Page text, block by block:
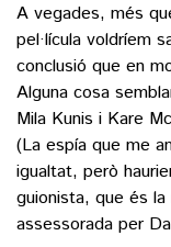
A vegades, més
pel·lícula voldríem
conclusió que en
Alguna cosa
Mila Kunis i Kare
(La espía que me
igualtat, però
guionista, que és
assessorada per